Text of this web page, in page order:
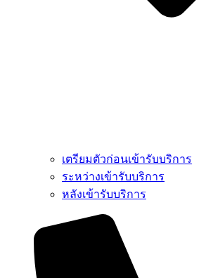
เตรียมตัวก่อนเข้ารับบริการ
ระหว่างเข้ารับบริการ
หลังเข้ารับบริการ